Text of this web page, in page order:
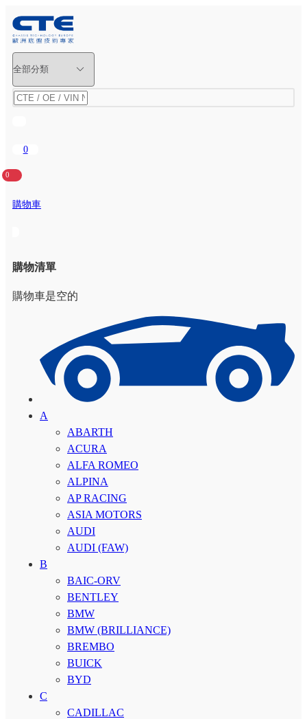
0
購物車
0
購物清單
購物車是空的
A
ABARTH
ACURA
ALFA ROMEO
ALPINA
AP RACING
ASIA MOTORS
AUDI
AUDI (FAW)
B
BAIC-ORV
BENTLEY
BMW
BMW (BRILLIANCE)
BREMBO
BUICK
BYD
C
CADILLAC